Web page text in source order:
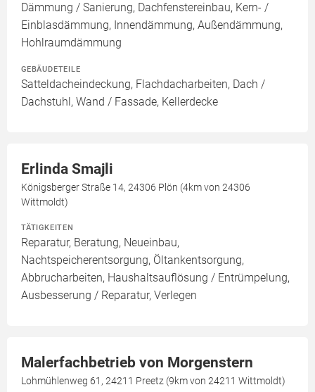
Dämmung / Sanierung, Dachfenstereinbau, Kern- /
Einblasdämmung, Innendämmung, Außendämmung,
Hohlraumdämmung
GEBÄUDETEILE
Satteldacheindeckung, Flachdacharbeiten, Dach /
Dachstuhl, Wand / Fassade, Kellerdecke
Erlinda Smajli
Königsberger Straße 14, 24306 Plön (4km von 24306
Wittmoldt)
TÄTIGKEITEN
Reparatur, Beratung, Neueinbau,
Nachtspeicherentsorgung, Öltankentsorgung,
Abbrucharbeiten, Haushaltsauflösung / Entrümpelung,
Ausbesserung / Reparatur, Verlegen
Malerfachbetrieb von Morgenstern
Lohmühlenweg 61, 24211 Preetz (9km von 24211 Wittmoldt)